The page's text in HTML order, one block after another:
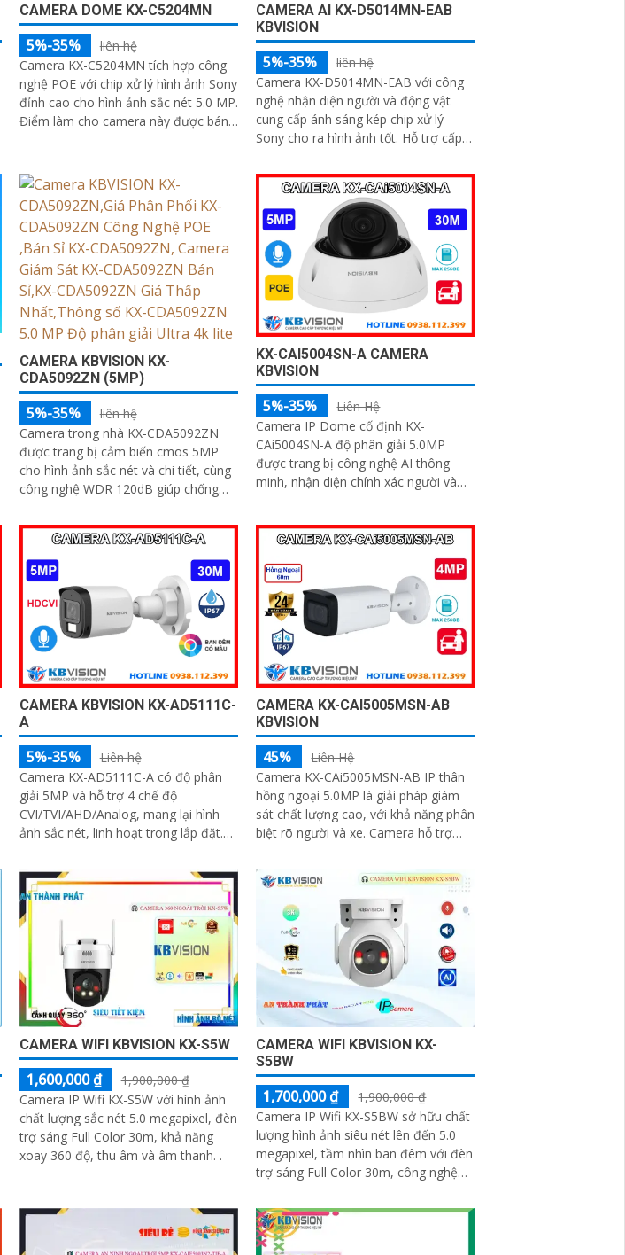
CAMERA DOME KX-C5204MN
5%-35%
liên hệ
Camera KX-C5204MN tích hợp công
nghệ POE với chip xử lý hình ảnh Sony
đỉnh cao cho hình ảnh sắc nét 5.0 MP.
Điểm làm cho camera này được bán
CAMERA AI KX-D5014MN-EAB
KBVISION
5%-35%
liên hệ
Camera KX-D5014MN-EAB với công
nghệ nhận diện người và động vật
cung cấp ánh sáng kép chip xử lý
Sony cho ra hình ảnh tốt. Hỗ trợ cấp
hình ảnh màu ban đêm
CAMERA KBVISION KX-
CDA5092ZN (5MP)
5%-35%
liên hệ
Camera trong nhà KX-CDA5092ZN
được trang bị cảm biến cmos 5MP
cho hình ảnh sắc nét và chi tiết, cùng
công nghệ WDR 120dB giúp chống
ngoại 30m, mic thu âm và các tính
năng thông minh như phát hiện
chuyển động, nâng cao giám sát an
ninh
KX-CAI5004SN-A CAMERA
KBVISION
5%-35%
Liên Hệ
Camera IP Dome cố định KX-
CAi5004SN-A độ phân giải 5.0MP
được trang bị công nghệ AI thông
minh, nhận diện chính xác người và
CAMERA KBVISION KX-AD5111C-
A
5%-35%
Liên hệ
Camera KX-AD5111C-A có độ phân
giải 5MP và hỗ trợ 4 chế độ
CVI/TVI/AHD/Analog, mang lại hình
ảnh sắc nét, linh hoạt trong lắp đặt.
kép thông minh giúp quan sát rõ cả
ngày lẫn đêm, với tầm xa đèn LED
trắng 20m và hồng ngoại 30m
CAMERA KX-CAI5005MSN-AB
KBVISION
45%
Liên Hệ
Camera KX-CAi5005MSN-AB IP thân
hồng ngoại 5.0MP là giải pháp giám
sát chất lượng cao, với khả năng phân
biệt rõ người và xe. Camera hỗ trợ
giúp...
CAMERA WIFI KBVISION KX-S5W
1,600,000 ₫
1,900,000 ₫
Camera IP Wifi KX-S5W với hình ảnh
chất lượng sắc nét 5.0 megapixel, đèn
trợ sáng Full Color 30m, khả năng
xoay 360 độ, thu âm và âm thanh. .
CAMERA WIFI KBVISION KX-
S5BW
1,700,000 ₫
1,900,000 ₫
Camera IP Wifi KX-S5BW sở hữu chất
lượng hình ảnh siêu nét lên đến 5.0
megapixel, tầm nhìn ban đêm với đèn
trợ sáng Full Color 30m, công nghệ
quay...